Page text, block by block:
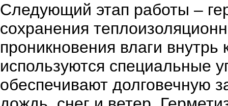
Следующий этап работы –
сохранения
проникновения влаги
используются специальные
обеспечивают долговечную